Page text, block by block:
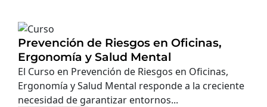
Prevención de Riesgos en Oficinas,
Ergonomía y Salud Mental
El Curso en Prevención de Riesgos en Oficinas,
Ergonomía y Salud Mental responde a la creciente
necesidad de garantizar entornos...